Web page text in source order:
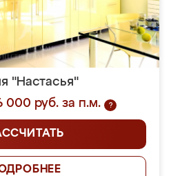
"Настасья"
000 руб. за п.м.
?